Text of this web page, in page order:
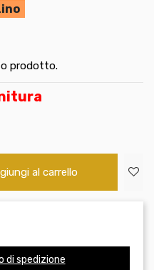
prodotto.
al carrello
di spedizione